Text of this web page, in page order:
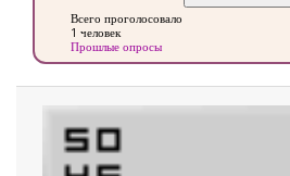
Всего проголосовало
1 человек
Прошлые опросы